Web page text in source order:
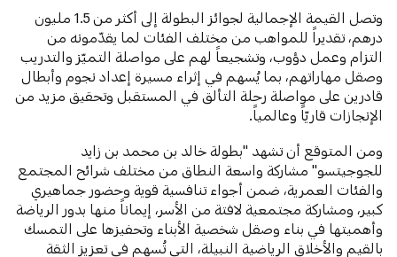
وتصل القيمة الإجمالية لجوائز البطولة إلى أكثر من 1.5 مليون
درهم، تقديراً للمواهب من مختلف الفئات لما يقدّمونه من
التزام وعمل دؤوب، وتشجيعاً لهم على مواصلة التميّز والتدريب
وصقل مهاراتهم، بما يُسهم في إثراء مسيرة إعداد نجوم وأبطال
قادرين على مواصلة رحلة التألق في المستقبل وتحقيق مزيد من
الإنجازات قاريّاً وعالمياً.
ومن المتوقع أن تشهد "بطولة خالد بن محمد بن زايد
للجوجيتسو" مشاركة واسعة النطاق من مختلف شرائح المجتمع
والفئات العمرية، ضمن أجواء تنافسية قوية وحضور جماهيري
كبير، ومشاركة مجتمعية لافتة من الأسر، إيماناً منها بدور الرياضة
وأهميتها في بناء وصقل شخصية الأبناء وتحفيزها على التمسك
بالقيم والأخلاق الرياضية النبيلة، التي تُسهم في تعزيز الثقة